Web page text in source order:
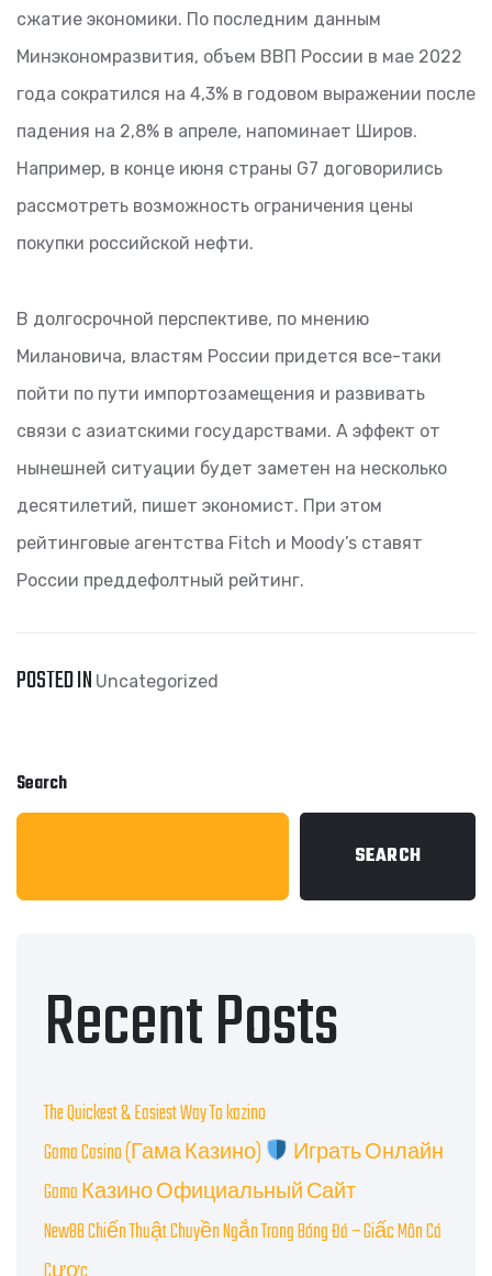
сжатие экономики. По последним данным
Минэкономразвития, объем ВВП России в мае 2022
года сократился на 4,3% в годовом выражении после
падения на 2,8% в апреле, напоминает Широв.
Например, в конце июня страны G7 договорились
рассмотреть возможность ограничения цены
покупки российской нефти.
В долгосрочной перспективе, по мнению
Милановича, властям России придется все-таки
пойти по пути импортозамещения и развивать
связи с азиатскими государствами. А эффект от
нынешней ситуации будет заметен на несколько
десятилетий, пишет экономист. При этом
рейтинговые агентства Fitch и Moody’s ставят
России преддефолтный рейтинг.
POSTED IN Uncategorized
Search
SEARCH
Recent Posts
The Quickest & Easiest Way To kazino
Gama Casino (Гама Казино)
Играть Онлайн
Gama Казино Официальный Сайт
New88 Chiến Thuật Chuyền Ngắn Trong Bóng Đá – Giấc Môn Cá